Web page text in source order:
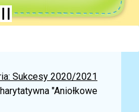
Sukcesy 2020/2021
"Aniołkowe